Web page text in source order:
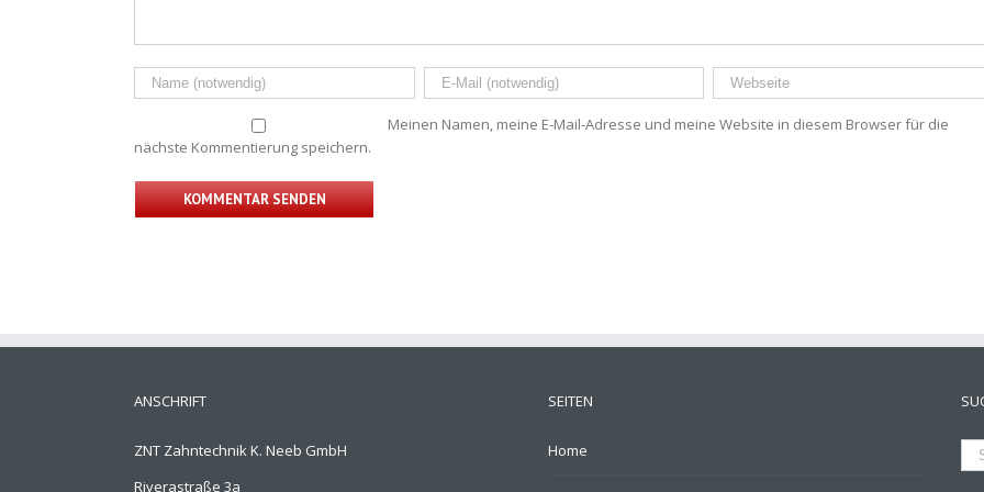
Meinen Namen, meine E-Mail-Adresse und meine Website in diesem Browser für die
nächste Kommentierung speichern.
ANSCHRIFT
ZNT Zahntechnik K. Neeb GmbH
Riverastraße 3a
SEITEN
Home